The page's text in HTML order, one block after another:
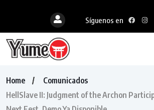
Síguenos en
Home
Comunicados
HellSlave II: Judgment of the Archon